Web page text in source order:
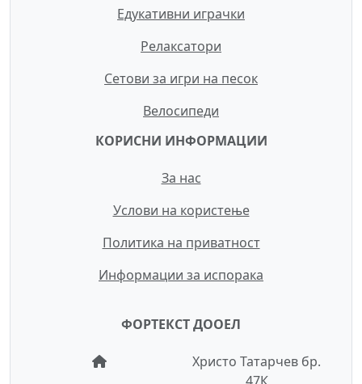
Едукативни играчки
Релаксатори
Сетови за игри на песок
Велосипеди
КОРИСНИ ИНФОРМАЦИИ
За нас
Услови на користење
Политика на приватност
Информации за испорака
ФОРТЕКСТ ДООЕЛ
Христо Татарчев бр.